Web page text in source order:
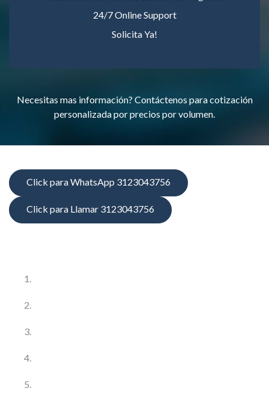
24/7 Online Support
Solicita Ya!
Necesitas mas información? Contáctenos para cotización
personalizada por precios por volumen.
Click para WhatsApp 3123043756
Click para Llamar 3123043756